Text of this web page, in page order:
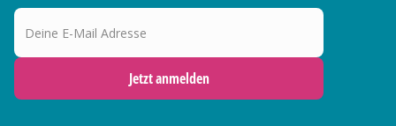
Deine E-Mail Adresse
Jetzt anmelden